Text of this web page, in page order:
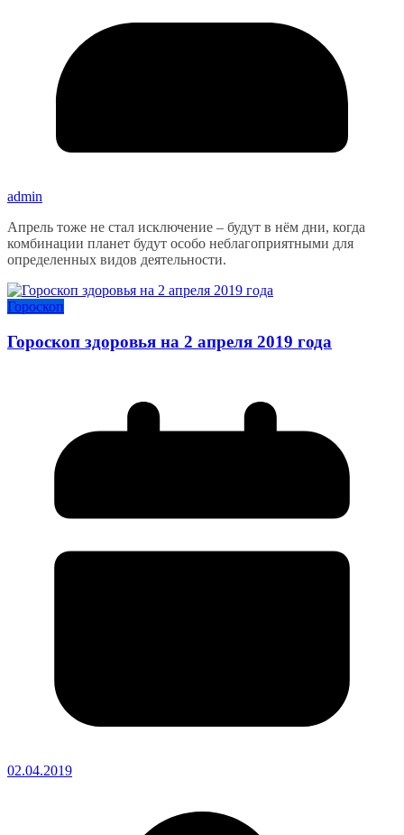
admin
Апрель тоже не стал исключение – будут в нём дни, когда
комбинации планет будут особо неблагоприятными для
определенных видов деятельности.
Гороскоп
Гороскоп здоровья на 2 апреля 2019 года
02.04.2019